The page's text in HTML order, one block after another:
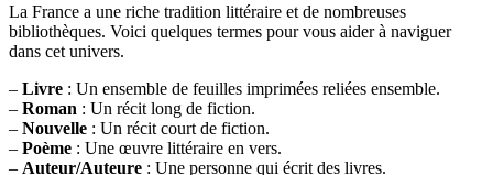
La France a une riche tradition littéraire et de nombreuses
bibliothèques. Voici quelques termes pour vous aider à naviguer
dans cet univers.
– Livre : Un ensemble de feuilles imprimées reliées ensemble.
– Roman : Un récit long de fiction.
– Nouvelle : Un récit court de fiction.
– Poème : Une œuvre littéraire en vers.
– Auteur/Auteure : Une personne qui écrit des livres.